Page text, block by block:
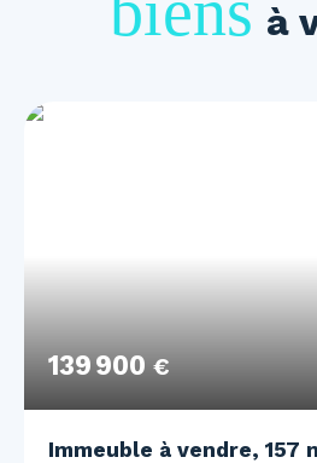
à
139 900 €
Immeuble à vendre, 157